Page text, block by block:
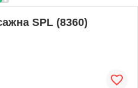
SPL (8360)